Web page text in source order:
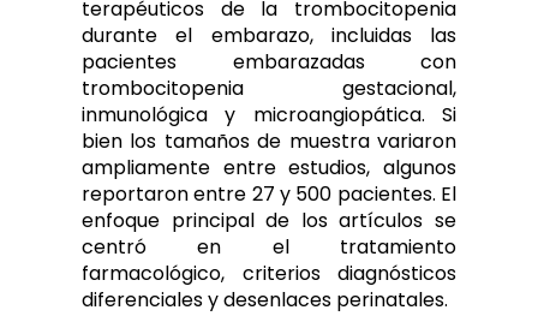
terapéuticos de la trombocitopenia
durante el embarazo, incluidas las
pacientes embarazadas con
trombocitopenia gestacional,
inmunológica y microangiopática. Si
bien los tamaños de muestra variaron
ampliamente entre estudios, algunos
reportaron entre 27 y 500 pacientes. El
enfoque principal de los artículos se
centró en el tratamiento
farmacológico, criterios diagnósticos
diferenciales y desenlaces perinatales.